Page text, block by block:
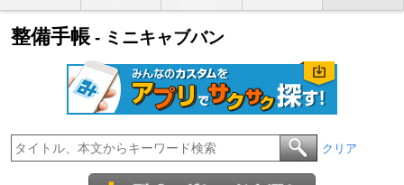
整備手帳 - ミニキャブバン
クリア